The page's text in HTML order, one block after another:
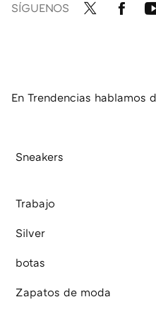
SÍGUENOS
En Trendencias hablamos
Sneakers
Trabajo
Silver
botas
Zapatos de moda